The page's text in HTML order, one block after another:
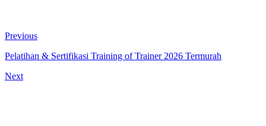
Previous
Pelatihan & Sertifikasi Training of Trainer 2026 Termurah
Next